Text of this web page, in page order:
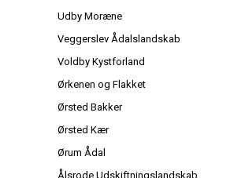
Udby Moræne
Veggerslev Ådalslandskab
Voldby Kystforland
Ørkenen og Flakket
Ørsted Bakker
Ørsted Kær
Ørum Ådal
Ålsrode Udskiftningslandskab